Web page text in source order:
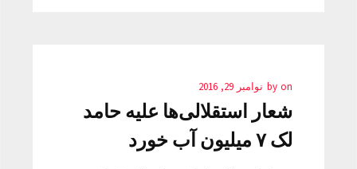
by on نوامبر 29, 2016
شعار استقلالی‌ها علیه حامد
لک ۷ میلیون آب خورد